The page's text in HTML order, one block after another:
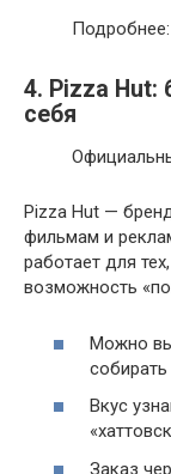
Подробнее:
4. Pizza Hut:
себя
Pizza Hut —
фильмам и
работает для
возможность
Можно
Вкус
Заказ